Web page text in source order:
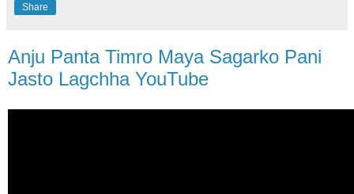
Share
Anju Panta Timro Maya Sagarko Pani
Jasto Lagchha YouTube